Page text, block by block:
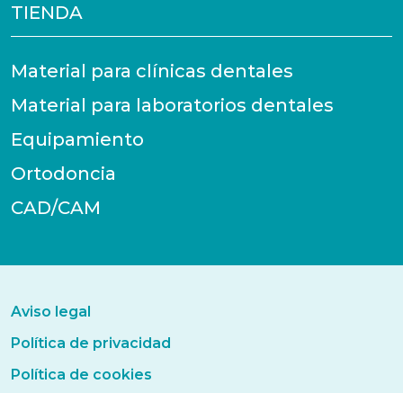
TIENDA
Material para clínicas dentales
Material para laboratorios dentales
Equipamiento
Ortodoncia
CAD/CAM
Aviso legal
Política de privacidad
Política de cookies